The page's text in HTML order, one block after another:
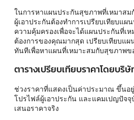
ในการหาแผนประกันสุขภาพที่เหมาส
ผู้เอาประกันต้องทำการเปรียบเทียบแผ
ความคุ้มครองเพื่อจะได้แผนประกันที่เ
ต้องการของคุณมากสุด เปรียบเทียบแ
ทันทีเพื่อหาแผนที่เหมาะสมกับสุขภาพ
ตารางเปรียบเทียบราคาโดยบริ
ช่วงราคาที่แสดงเป็นค่าประมาณ ขึ้นอ
โปรไฟล์ผู้เอาประกัน และแคมเปญปัจ
เสนอราคาจริง